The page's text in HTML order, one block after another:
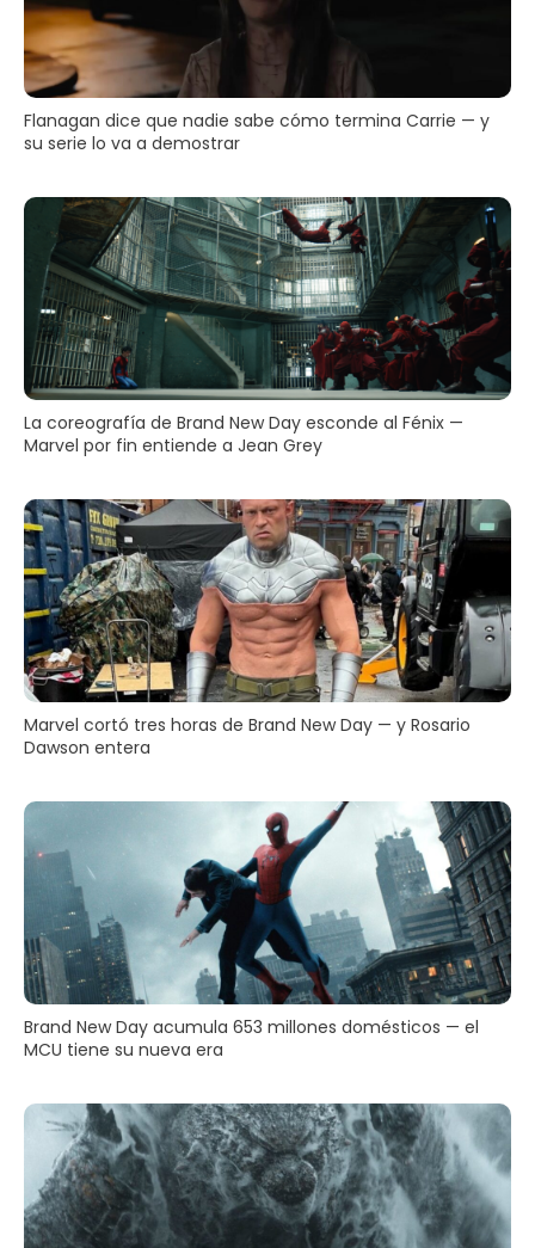
Flanagan dice que nadie sabe cómo termina Carrie — y
su serie lo va a demostrar
La coreografía de Brand New Day esconde al Fénix —
Marvel por fin entiende a Jean Grey
Marvel cortó tres horas de Brand New Day — y Rosario
Dawson entera
Brand New Day acumula 653 millones domésticos — el
MCU tiene su nueva era